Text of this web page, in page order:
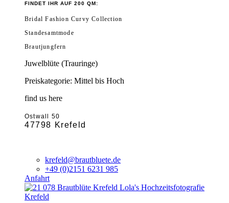
FINDET IHR AUF 200 QM:
Bridal Fashion Curvy Collection
Standesamtmode
Brautjungfern
Juwelblüte (Trauringe)
Preiskategorie: Mittel bis Hoch
find us here
Ostwall 50
47798 Krefeld
krefeld@brautbluete.de
+49 (0)2151 6231 985
Anfahrt
Krefeld